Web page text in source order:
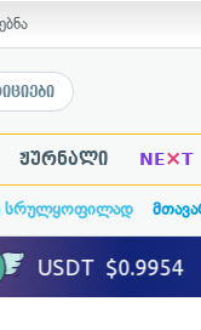
ჟურნალი NE×T
სრულყოფილად